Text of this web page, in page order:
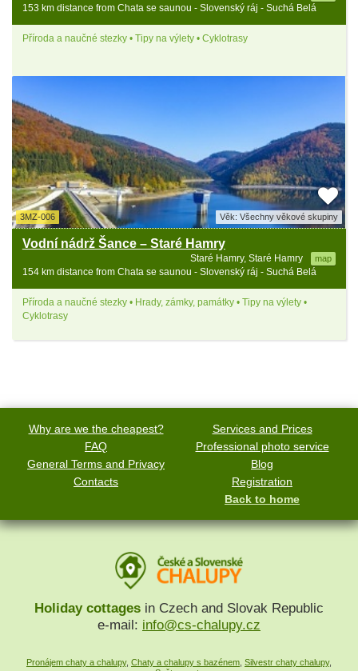
153 km distance from Chata se saunou - Slovenský ráj - Suchá Belá
Příroda a naučné stezky • Tipy na výlety • Cyklotrasy
3MZ-006 Věk: Všechny věkové skupiny
Vodní nádrž Šance – Staré Hamry
Staré Hamry, Staré Hamry map
154 km distance from Chata se saunou - Slovenský ráj - Suchá Belá
Příroda a naučné stezky • Hrady, zámky, památky • Tipy na výlety •
Cyklotrasy
Why are we the cheapest?
Services and Prices
FAQ
Professional photo service
General Terms and Privacy
Blog
Contacts
Registration
Back to home
Holiday cottages in Czech and Slovak Republic
e-mail: info@cs-chalupy.cz
Pronájem chaty a chalupy, Chaty a chalupy s bazénem, Silvestr chaty chalupy,